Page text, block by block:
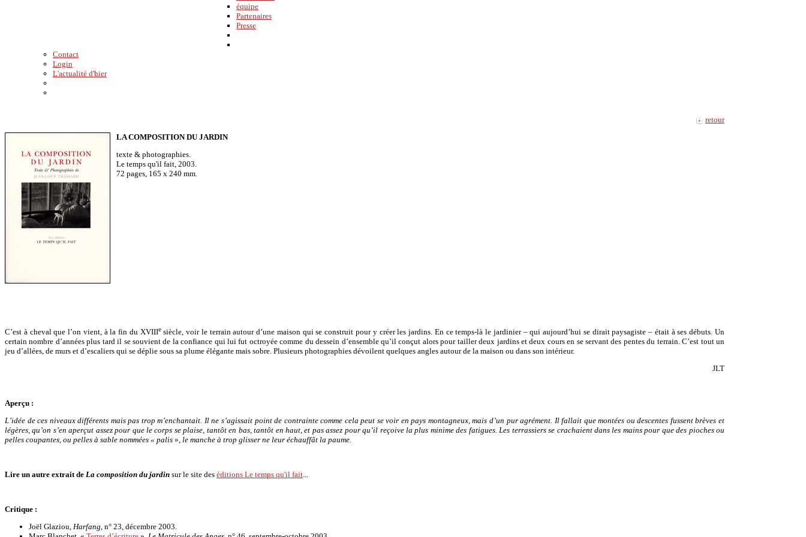
équipe
Partenaires
Presse
Contact
Login
L'actualité d'hier
retour
LA COMPOSITION DU JARDIN
texte & photographies.
Le temps qu'il fait, 2003.
72 pages, 165 x 240 mm.
C’est à cheval que l’on vient, à la fin du XVIIIesiècle, voir le terrain autour d’une maison qui se construit pour y créer les jardins. En ce temps-là le jardinier – qui aujourd’hui se dirait paysagiste – était à ses débuts. Un
certain nombre d’années plus tard il se souvient de la confiance qui lui fut octroyée comme du dessein d’ensemble qu’il conçut alors pour tailler deux jardins et deux cours en se servant des pentes du terrain. C’est tout un
jeu d’allées, de murs et d’escaliers qui se déplie sous sa plume élégante mais sobre. Plusieurs photographies dévoilent quelques angles autour de la maison ou dans son intérieur.
JLT
Aperçu :
L’idée de ces niveaux différents mais pas trop m’enchantait. Il ne s’agissait point de contrainte comme cela peut se voir en pays montagneux, mais d’un pur agrément. Il fallait que montées ou descentes fussent brèves et
légères, qu’on s’en aperçut assez pour que le corps se plaise, tantôt en bas, tantôt en haut, et pas assez pour qu’il reçoive la plus minime des fatigues. Les terrassiers se crachaient dans les mains pour que des pioches ou
pelles coupantes, ou pelles à sable nommées « palis », le manche à trop glisser ne leur échauffât la paume.
Lire un autre extrait de La composition du jardin sur le site des éditions Le temps qu'il fait...
Critique :
Joël Glaziou, Harfang, n° 23, décembre 2003.